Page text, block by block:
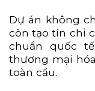
Dự án không
còn tạo tín chỉ
chuẩn quốc
thương mại
toàn cầu.